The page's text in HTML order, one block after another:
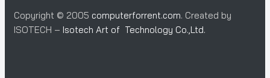
Copyright © 2005 computerforrent.com. Created by
ISOTECH – Isotech Art of Technology Co.,Ltd.